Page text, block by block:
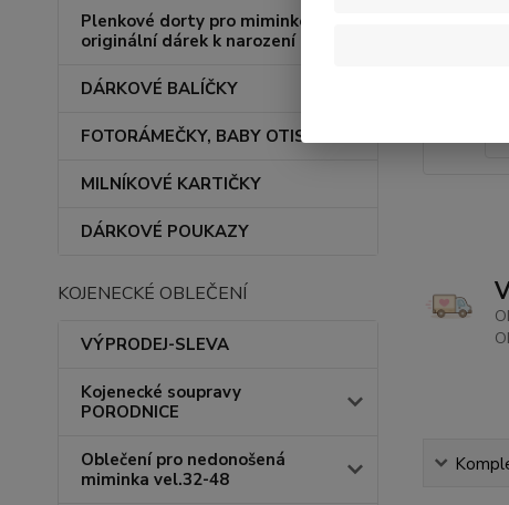
Plenkové dorty pro miminko –
originální dárek k narození
DÁRKOVÉ BALÍČKY
FOTORÁMEČKY, BABY OTISKY
MILNÍKOVÉ KARTIČKY
DÁRKOVÉ POUKAZY
KOJENECKÉ OBLEČENÍ
VÝPRODEJ-SLEVA
Kojenecké soupravy
PORODNICE
Oblečení pro nedonošená
miminka vel.32-48